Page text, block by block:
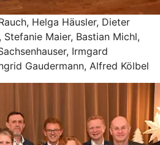
Helga Häusler, Dieter
Maier, Bastian Michl,
Irmgard
Gaudermann, Alfred Kölbel